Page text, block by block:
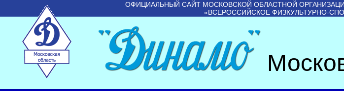
ОФИЦИАЛЬНЫЙ САЙТ МОСКОВСКОЙ ОБЛАСТНОЙ
«ВСЕРОССИЙСКОЕ ФИЗКУЛЬТУРНО-